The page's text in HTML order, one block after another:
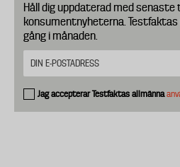
Håll dig uppdaterad med
konsumentnyheterna.
gång i månaden.
Jag accepterar Testfaktas allmänna